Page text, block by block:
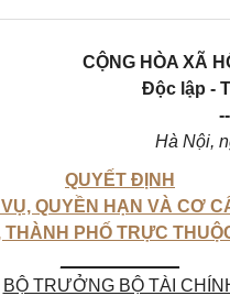
CỘNG HÒA XÃ
Độc lập -
Hà Nội,
QUYẾT ĐỊNH
QUYỀN HẠN VÀ CƠ
THÀNH PHỐ TRỰC
BỘ TRƯỞNG BỘ TÀI